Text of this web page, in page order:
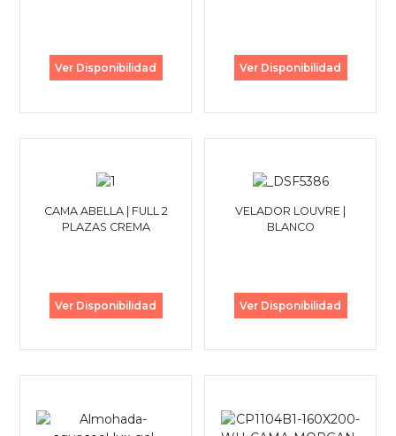
Ver Disponibilidad Ver Disponibilidad
CAMA ABELLA | FULL 2
PLAZAS CREMA
Ver Disponibilidad
VELADOR LOUVRE |
BLANCO
Ver Disponibilidad